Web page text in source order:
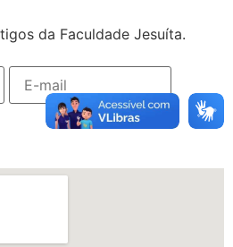
da Faculdade Jesuíta.